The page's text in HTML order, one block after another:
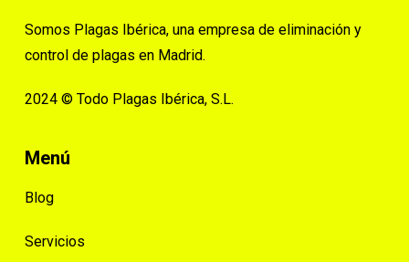
Somos Plagas Ibérica, una empresa de eliminación y
control de plagas en Madrid.
2024 © Todo Plagas Ibérica, S.L.
Menú
Blog
Servicios